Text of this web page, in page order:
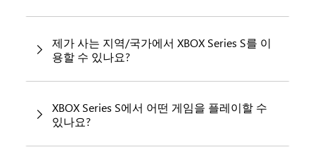
제가 사는 지역/국가에서 XBOX Series S를 이
용할 수 있나요?
XBOX Series S에서 어떤 게임을 플레이할 수
있나요?